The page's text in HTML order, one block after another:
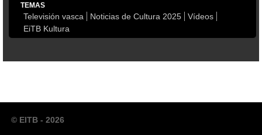
TEMAS
Televisión vasca Noticias de Cultura 2025
Vídeos
EiTB Kultura
© EITB - 2026